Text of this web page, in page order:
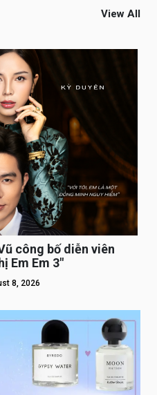
View All
công bố diễn viên
Em Em 3″
8, 2026